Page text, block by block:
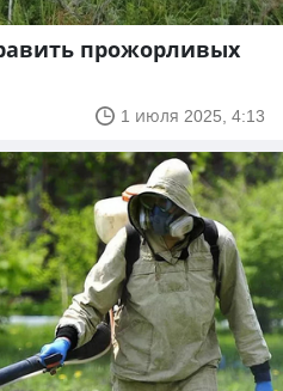
прожорливых
1 июля 2025, 4:13